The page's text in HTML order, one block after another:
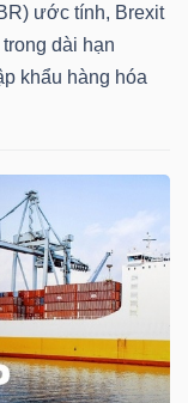
ước tính, Brexit
dài hạn
khẩu hàng hóa